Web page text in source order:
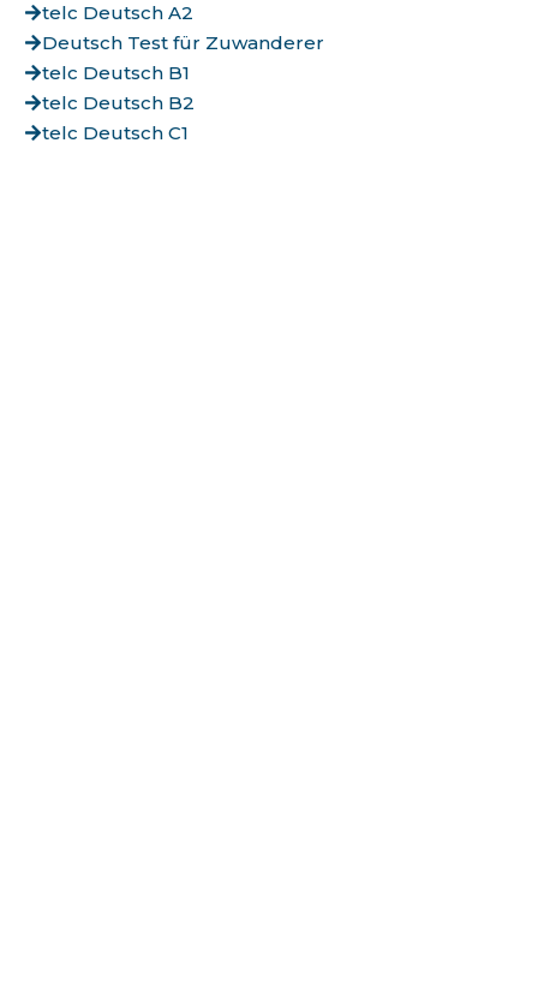
telc Deutsch A2
Deutsch Test für Zuwanderer
telc Deutsch B1
telc Deutsch B2
telc Deutsch C1